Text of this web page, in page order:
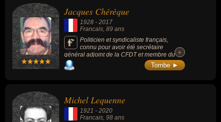
Jacques Chérèque
1928 - 2017
Francais , 89 ans
Politicien et syndicaliste français,
connu pour avoir été secrétaire
général adjoint de la CFDT et membre du
gouvernement de Michel Rocard en tant que
ministre délégué sous la présidence de
+
+
Tombe ►
Michel Lequenne
1921 - 2020
Francais, 98 ans